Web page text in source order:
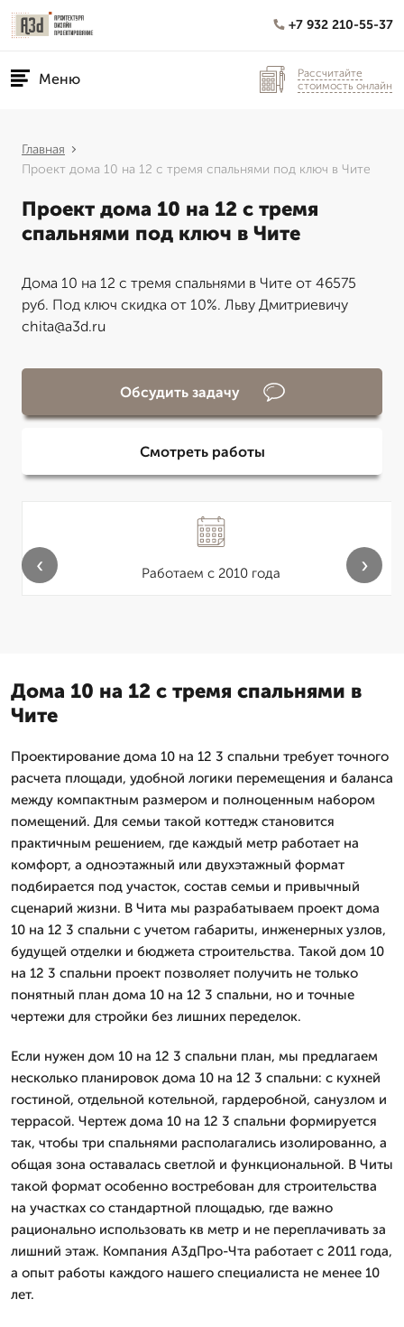
+7 932 210-55-37
Меню
Рассчитайте
стоимость онлайн
Главная
Проект дома 10 на 12 с тремя спальнями под ключ в Чите
Проект дома 10 на 12 с тремя
спальнями под ключ в Чите
Дома 10 на 12 с тремя спальнями в Чите от 46575
руб. Под ключ скидка от 10%. Льву Дмитриевичу
chita@a3d.ru
Обсудить задачу
Смотреть работы
Работаем с 2010 года
‹ ›
Дома 10 на 12 с тремя спальнями в
Чите
Проектирование дома 10 на 12 3 спальни требует точного
расчета площади, удобной логики перемещения и баланса
между компактным размером и полноценным набором
помещений. Для семьи такой коттедж становится
практичным решением, где каждый метр работает на
комфорт, а одноэтажный или двухэтажный формат
подбирается под участок, состав семьи и привычный
сценарий жизни. В Чита мы разрабатываем проект дома
10 на 12 3 спальни с учетом габариты, инженерных узлов,
будущей отделки и бюджета строительства. Такой дом 10
на 12 3 спальни проект позволяет получить не только
понятный план дома 10 на 12 3 спальни, но и точные
чертежи для стройки без лишних переделок.
Если нужен дом 10 на 12 3 спальни план, мы предлагаем
несколько планировок дома 10 на 12 3 спальни: с кухней
гостиной, отдельной котельной, гардеробной, санузлом и
террасой. Чертеж дома 10 на 12 3 спальни формируется
так, чтобы три спальнями располагались изолированно, а
общая зона оставалась светлой и функциональной. В Читы
такой формат особенно востребован для строительства
на участках со стандартной площадью, где важно
рационально использовать кв метр и не переплачивать за
лишний этаж. Компания А3дПро-Чта работает с 2011 года,
а опыт работы каждого нашего специалиста не менее 10
лет.